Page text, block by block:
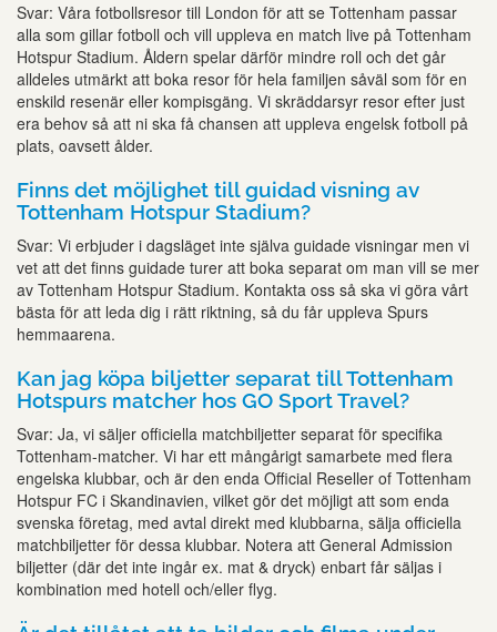
Svar: Våra fotbollsresor till London för att se Tottenham passar
alla som gillar fotboll och vill uppleva en match live på Tottenham
Hotspur Stadium. Åldern spelar därför mindre roll och det går
alldeles utmärkt att boka resor för hela familjen såväl som för en
enskild resenär eller kompisgäng. Vi skräddarsyr resor efter just
era behov så att ni ska få chansen att uppleva engelsk fotboll på
plats, oavsett ålder.
Finns det möjlighet till guidad visning av
Tottenham Hotspur Stadium?
Svar: Vi erbjuder i dagsläget inte själva guidade visningar men vi
vet att det finns guidade turer att boka separat om man vill se mer
av Tottenham Hotspur Stadium. Kontakta oss så ska vi göra vårt
bästa för att leda dig i rätt riktning, så du får uppleva Spurs
hemmaarena.
Kan jag köpa biljetter separat till Tottenham
Hotspurs matcher hos GO Sport Travel?
Svar: Ja, vi säljer officiella matchbiljetter separat för specifika
Tottenham-matcher. Vi har ett mångårigt samarbete med flera
engelska klubbar, och är den enda Official Reseller of Tottenham
Hotspur FC i Skandinavien, vilket gör det möjligt att som enda
svenska företag, med avtal direkt med klubbarna, sälja officiella
matchbiljetter för dessa klubbar. Notera att General Admission
biljetter (där det inte ingår ex. mat & dryck) enbart får säljas i
kombination med hotell och/eller flyg.